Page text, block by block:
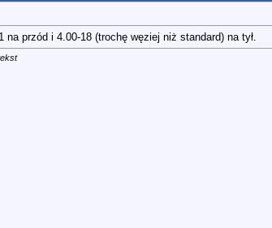
przód i 4.00-18 (trochę węziej niż standard) na tył.